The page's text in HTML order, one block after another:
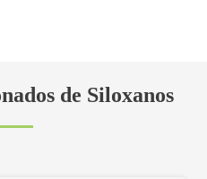
de Siloxanos